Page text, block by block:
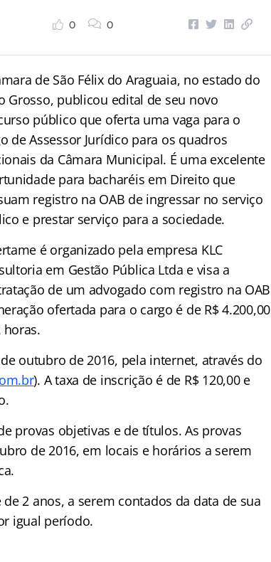
0 0
de São Félix do Araguaia, no estado do
Grosso, publicou edital de seu novo
público que oferta uma vaga para o
de Assessor Jurídico para os quadros
da Câmara Municipal. É uma excelente
para bacharéis em Direito que
registro na OAB de ingressar no serviço
e prestar serviço para a sociedade.
é organizado pela empresa KLC
em Gestão Pública Ltda e visa a
de um advogado com registro na OAB
ofertada para o cargo é de R$ 4.200,00
horas.
outubro de 2016, pela internet, através do
). A taxa de inscrição é de R$ 120,00 e
provas objetivas e de títulos. As provas
de 2016, em locais e horários a serem
2 anos, a serem contados da data de sua
igual período.